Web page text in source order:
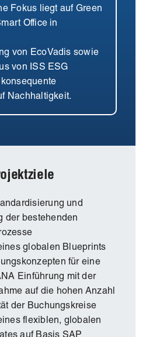
Fokus liegt auf Green
Office in
von EcoVadis sowie
von ISS ESG
Nachhaltigkeit.
und
der bestehenden
globalen Blueprints
für eine
Einführung mit der
auf die hohen Anzahl
der Buchungskreise
flexiblen, globalen